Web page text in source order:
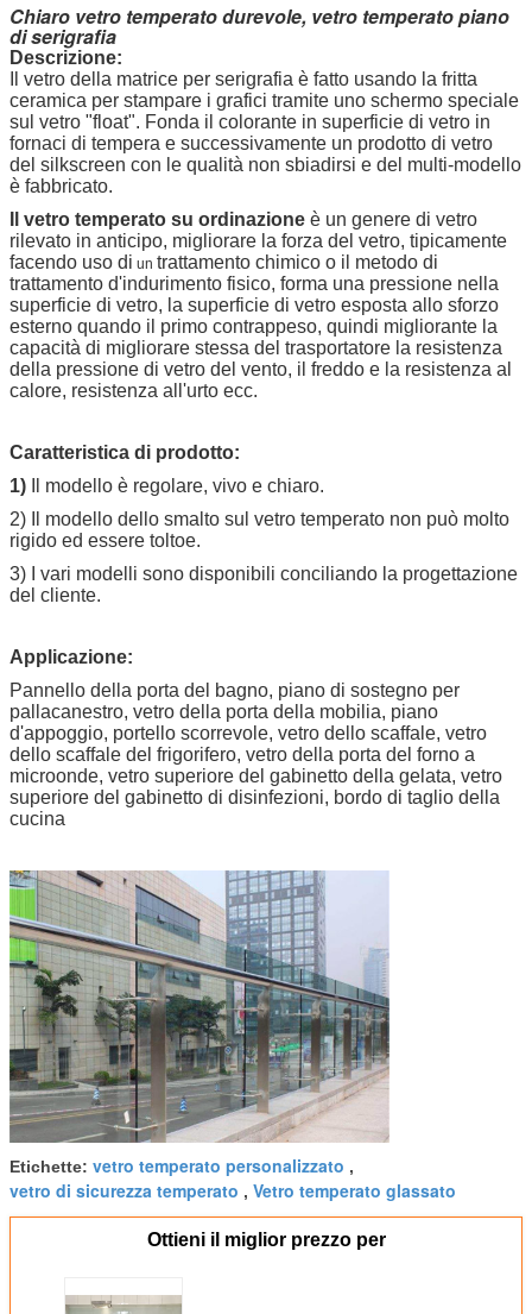
Chiaro vetro temperato durevole, vetro temperato piano
di serigrafia
Descrizione:
Il vetro della matrice per serigrafia è fatto usando la fritta
ceramica per stampare i grafici tramite uno schermo speciale
sul vetro "float". Fonda il colorante in superficie di vetro in
fornaci di tempera e successivamente un prodotto di vetro
del silkscreen con le qualità non sbiadirsi e del multi-modello
è fabbricato.
Il vetro temperato su ordinazione è un genere di vetro
rilevato in anticipo, migliorare la forza del vetro, tipicamente
facendo uso di un trattamento chimico o il metodo di
trattamento d'indurimento fisico, forma una pressione nella
superficie di vetro, la superficie di vetro esposta allo sforzo
esterno quando il primo contrappeso, quindi migliorante la
capacità di migliorare stessa del trasportatore la resistenza
della pressione di vetro del vento, il freddo e la resistenza al
calore, resistenza all'urto ecc.
Caratteristica di prodotto:
1)
Il modello è regolare, vivo e chiaro.
2) Il modello dello smalto sul vetro temperato non può molto
rigido ed essere toltoe.
3) I vari modelli sono disponibili conciliando la progettazione
del cliente.
Applicazione:
Pannello della porta del bagno, piano di sostegno per
pallacanestro, vetro della porta della mobilia, piano
d'appoggio, portello scorrevole, vetro dello scaffale, vetro
dello scaffale del frigorifero, vetro della porta del forno a
microonde, vetro superiore del gabinetto della gelata, vetro
superiore del gabinetto di disinfezioni, bordo di taglio della
cucina
Etichette: vetro temperato personalizzato ,
vetro di sicurezza temperato , Vetro temperato glassato
Ottieni il miglior prezzo per